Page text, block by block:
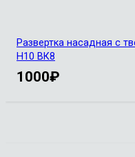
Развертка насадная с
H10 ВК8
1000₽